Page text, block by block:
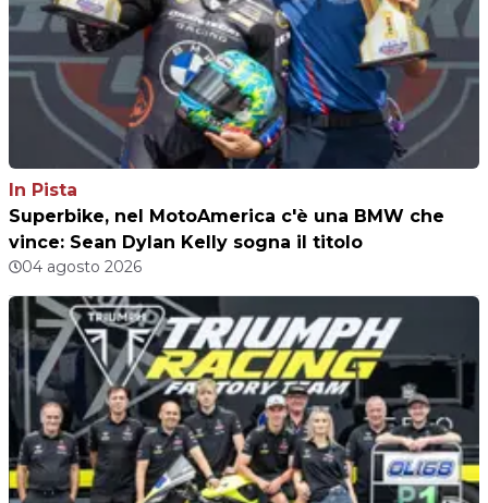
In Pista
Superbike, nel MotoAmerica c'è una BMW che
vince: Sean Dylan Kelly sogna il titolo
04 agosto 2026